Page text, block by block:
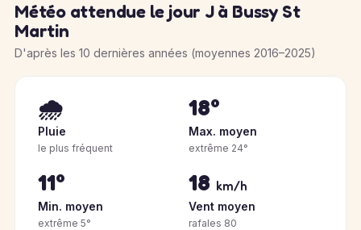
Météo attendue le jour J à Bussy St
Martin
D'après les 10 dernières années (moyennes 2016–2025)
🌧️
Pluie
le plus fréquent
18°
Max. moyen
extrême 24°
11°
Min. moyen
extrême 5°
18 km/h
Vent moyen
rafales 80